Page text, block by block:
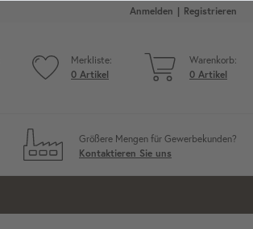
Anmelden Registrieren
Merkliste:
0 Artikel
Warenkorb:
0 Artikel
Größere Mengen für Gewerbekunden?
Kontaktieren Sie uns